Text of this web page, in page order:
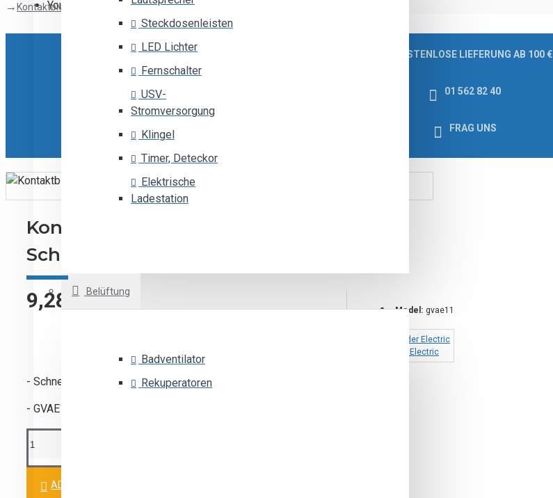
Your shopping cart is empty!
Steckdosenleisten
LED Lichter
Fernschalter
USV-
Stromversorgung
Klingel
Timer, Deteckor
Elektrische
Ladestation
Belüftung
Badventilator
Rekuperatoren
Kontaktblöcke für Motorschutzschalter
KOSTENLOSE LIEFERUNG AB 100 €
01 562 82 40
FRAG UNS
Kontaktblöcke für Motorschutzschalter
Schneider Electric
9,28€ Model: gvae11
Schneider Electric
- Schneider Electric
- GVAE11
ADD TO CART